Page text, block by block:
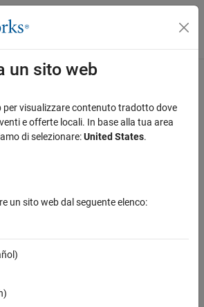
menu di navigazione
un sito web
per visualizzare contenuto tradotto dove
e offerte locali. In base alla tua area
di selezionare:United States.
un sito web dal seguente elenco: